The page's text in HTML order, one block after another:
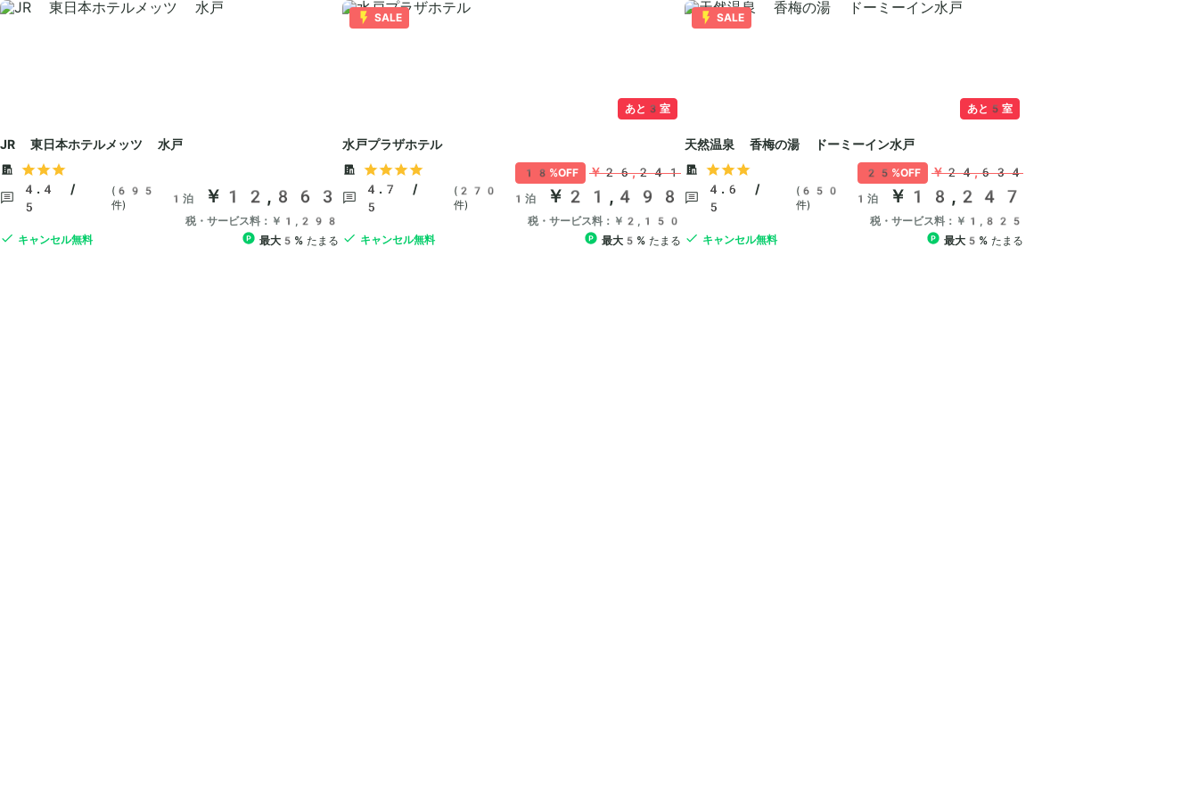
JR 東日本ホテルメッツ 水戸
4.4 /
5
(695
件)
キャンセル無料
1泊 ￥12,863
税・サービス料：￥1,298
最大5% たまる
SALE
あと3室
水戸プラザホテル
4.7 /
5
(270
件)
キャンセル無料
18%OFF ￥26,241
1泊 ￥21,498
税・サービス料：￥2,150
最大5% たまる
SALE
あと5室
天然温泉 香梅の湯 ドーミーイン水戸
4.6 /
5
(650
件)
キャンセル無料
25%OFF ￥24,634
1泊 ￥18,247
税・サービス料：￥1,825
最大5% たまる